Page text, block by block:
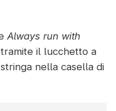
Always run with
il lucchetto a
nella casella di